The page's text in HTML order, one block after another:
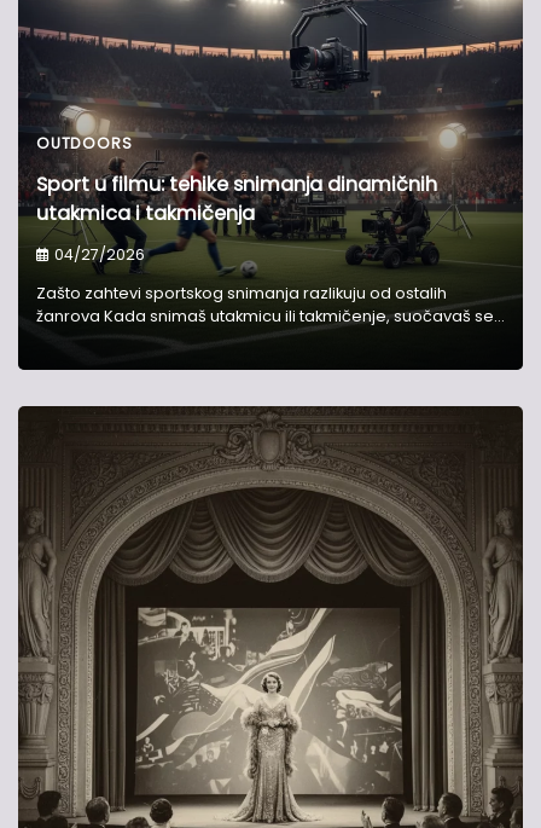
OUTDOORS
Sport u filmu: tehike snimanja dinamičnih
utakmica i takmičenja
04/27/2026
Zašto zahtevi sportskog snimanja razlikuju od ostalih
žanrova Kada snimaš utakmicu ili takmičenje, suočavaš se…